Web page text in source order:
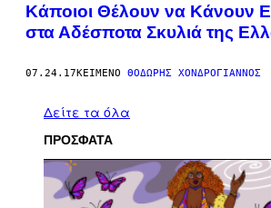
Κάποιοι Θέλουν να Κάνουν
στα Αδέσποτα Σκυλιά της
07.24.17ΚΕΊΜΕΝΟ ΘΟΔΩΡΉΣ ΧΟΝΔΡΌΓΙΑΝΝΟΣ
Δείτε τα όλα
ΠΡΟΣΦΑΤΑ